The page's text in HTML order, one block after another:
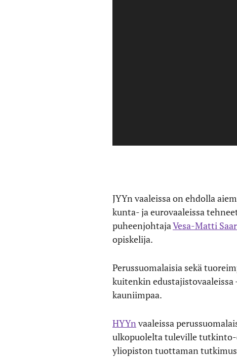
JYYn vaaleissa on ehdolla
kunta- ja eurovaaleissa
puheenjohtajaVesa-Matti
opiskelija.
Perussuomalaisia sekä
kuitenkin edustajistovaaleissa
kauniimpaa.
HYYn vaaleissa
ulkopuolelta tuleville tutkinto-
yliopiston tuottaman